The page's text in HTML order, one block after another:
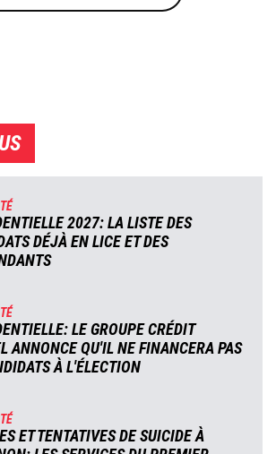
2027: LA LISTE DES
DÉJÀ EN LICE ET DES
LE GROUPE CRÉDIT
ANNONCE QU'IL NE FINANCERA PAS
À L'ÉLECTION
ET TENTATIVES DE SUICIDE À